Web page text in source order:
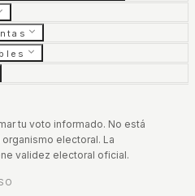
tu voto informado. No está
electoral. La
validez electoral oficial.